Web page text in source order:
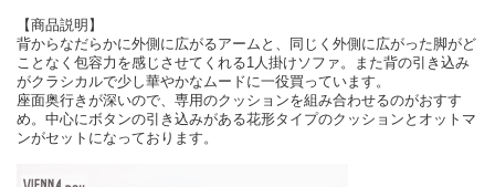
【商品説明】
背からなだらかに外側に広がるアームと、同じく外側に広がった脚がど
ことなく包容力を感じさせてくれる1人掛けソファ。また背の引き込み
がクラシカルで少し華やかなムードに一役買っています。
座面奥行きが深いので、専用のクッションを組み合わせるのがおすす
め。中心にボタンの引き込みがある花形タイプのクッションとオットマ
ンがセットになっております。